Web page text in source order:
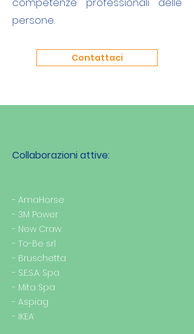
persone.
Contattaci
Collaborazioni attive:
- AmaHorse
- 3M Power
- New Craw
- To-Be srl
- Bruschetta
- S.E.S.A. Spa
- Mita Spa
- Aspiag
- IKEA